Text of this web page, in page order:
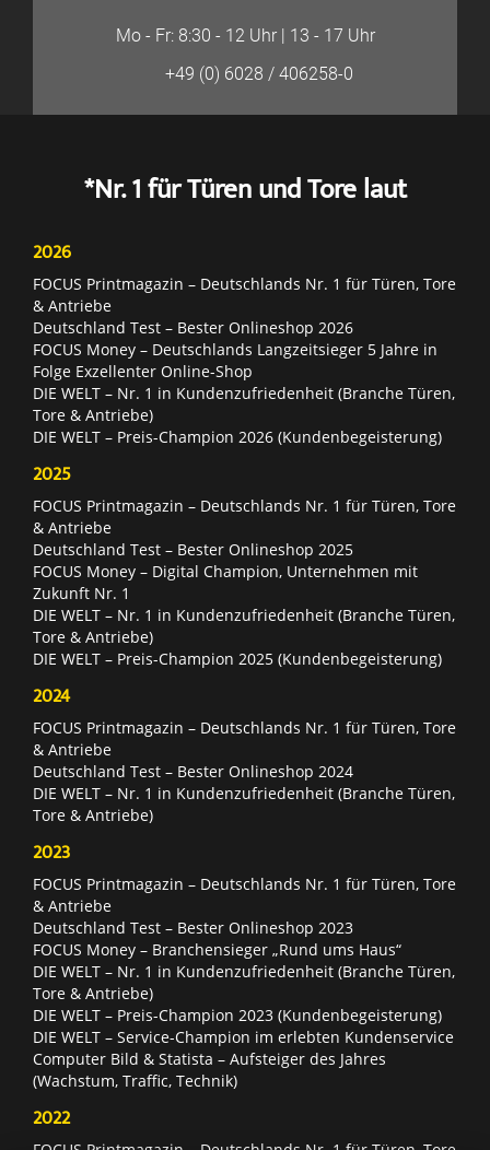
Mo - Fr: 8:30 - 12 Uhr | 13 - 17 Uhr
+49 (0) 6028 / 406258-0
*Nr. 1 für Türen und Tore laut
2026
FOCUS Printmagazin – Deutschlands Nr. 1 für Türen, Tore
& Antriebe
Deutschland Test – Bester Onlineshop 2026
FOCUS Money – Deutschlands Langzeitsieger 5 Jahre in
Folge Exzellenter Online-Shop
DIE WELT – Nr. 1 in Kundenzufriedenheit (Branche Türen,
Tore & Antriebe)
DIE WELT – Preis-Champion 2026 (Kundenbegeisterung)
2025
FOCUS Printmagazin – Deutschlands Nr. 1 für Türen, Tore
& Antriebe
Deutschland Test – Bester Onlineshop 2025
FOCUS Money – Digital Champion, Unternehmen mit
Zukunft Nr. 1
DIE WELT – Nr. 1 in Kundenzufriedenheit (Branche Türen,
Tore & Antriebe)
DIE WELT – Preis-Champion 2025 (Kundenbegeisterung)
2024
FOCUS Printmagazin – Deutschlands Nr. 1 für Türen, Tore
& Antriebe
Deutschland Test – Bester Onlineshop 2024
DIE WELT – Nr. 1 in Kundenzufriedenheit (Branche Türen,
Tore & Antriebe)
2023
FOCUS Printmagazin – Deutschlands Nr. 1 für Türen, Tore
& Antriebe
Deutschland Test – Bester Onlineshop 2023
FOCUS Money – Branchensieger „Rund ums Haus“
DIE WELT – Nr. 1 in Kundenzufriedenheit (Branche Türen,
Tore & Antriebe)
DIE WELT – Preis-Champion 2023 (Kundenbegeisterung)
DIE WELT – Service-Champion im erlebten Kundenservice
Computer Bild & Statista – Aufsteiger des Jahres
(Wachstum, Traffic, Technik)
2022